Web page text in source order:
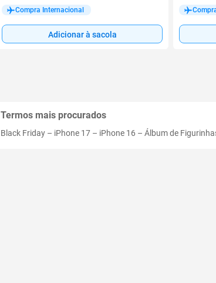
Compra Internacional
Adicionar à sacola
Termos mais procurados
Black Friday – iPhone 17 – iPhone 16 – Álbum de